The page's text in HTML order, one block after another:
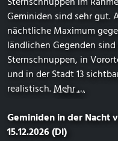
Geminiden sind sehr gut.
nächtliche Maximum
ländlichen Gegenden
Sternschnuppen, in
und in der Stadt 13
realistisch.Mehr …
Geminiden in der Nacht
15.12.2026 (Di)